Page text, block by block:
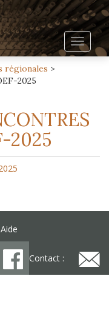
régionales >
2025
2025
Aide
Contact :